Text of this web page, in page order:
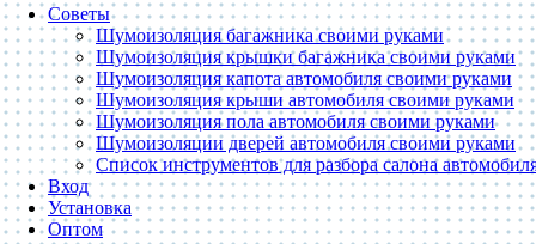
Советы
Шумоизоляция багажника своими руками
Шумоизоляция крышки багажника своими руками
Шумоизоляция капота автомобиля своими руками
Шумоизоляция крыши автомобиля своими руками
Шумоизоляция пола автомобиля своими руками
Шумоизоляции дверей автомобиля своими руками
Список инструментов для разбора салона
Вход
Установка
Оптом